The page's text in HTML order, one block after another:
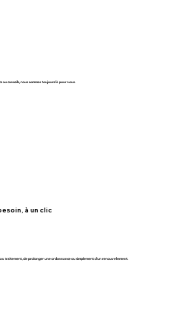
conseils, nous sommes toujours là pour vous.
à un clic
traitement, de prolonger une ordonnance ou simplement d'un renouvellement.